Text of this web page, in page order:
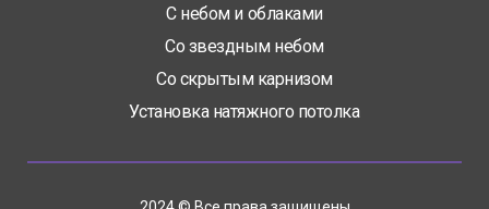
С небом и облаками
Со звездным небом
Со скрытым карнизом
Установка натяжного потолка